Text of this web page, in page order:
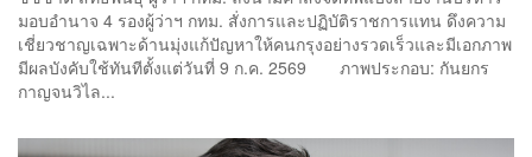
มอบอำนาจ 4 รองผู้ว่าฯ กทม. สั่งการและปฏิบัติราชการแทน ดึงความ
เชี่ยวชาญเฉพาะด้านมุ่งแก้ปัญหาให้คนกรุงอย่างรวดเร็วและมีเอกภาพ
มีผลบังคับใช้ทันทีตั้งแต่วันที่ 9 ก.ค. 2569 ภาพประกอบ: กันยกร
กาญจนวิไล...